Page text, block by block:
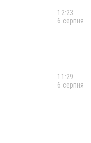
12:23
6 серпня
11:29
6 серпня